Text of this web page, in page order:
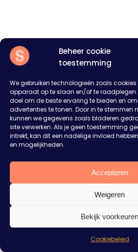
Beheer cookie
toestemming
We gebruiken technologieën zoals
apparaat op te slaan en/of te
doel om de beste ervaring te bieden en
advertenties te tonen. Door in te stemmen
kunnen we gegevens zoals bladeren
site verwerken. Als je geen toestemming
intrekt, kan dit een nadelige invloed
en mogelijkheden.
Accepteren
Weigeren
Bekijk voorkeuren
Cookiebeleid